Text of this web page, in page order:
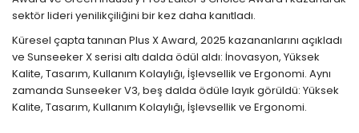
sektör lideri yenilikçiliğini bir kez daha kanıtladı.
Küresel çapta tanınan Plus X Award, 2025 kazananlarını açıkladı
ve Sunseeker X serisi altı dalda ödül aldı: İnovasyon, Yüksek
Kalite, Tasarım, Kullanım Kolaylığı, İşlevsellik ve Ergonomi. Aynı
zamanda Sunseeker V3, beş dalda ödüle layık görüldü: Yüksek
Kalite, Tasarım, Kullanım Kolaylığı, İşlevsellik ve Ergonomi.